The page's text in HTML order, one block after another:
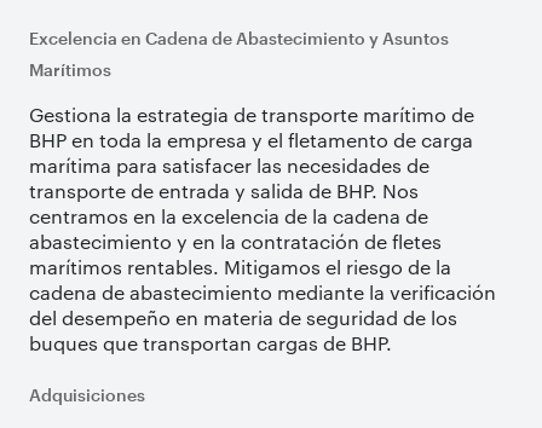
Excelencia en Cadena de Abastecimiento y Asuntos
Marítimos
Gestiona la estrategia de transporte marítimo de
BHP en toda la empresa y el fletamento de carga
marítima para satisfacer las necesidades de
transporte de entrada y salida de BHP. Nos
centramos en la excelencia de la cadena de
abastecimiento y en la contratación de fletes
marítimos rentables. Mitigamos el riesgo de la
cadena de abastecimiento mediante la verificación
del desempeño en materia de seguridad de los
buques que transportan cargas de BHP.
Adquisiciones